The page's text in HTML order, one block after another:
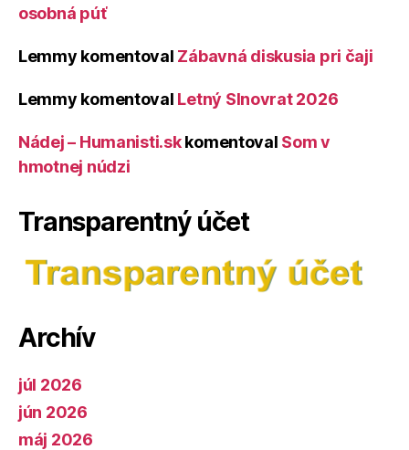
osobná púť
Lemmy komentoval Zábavná diskusia pri čaji
Lemmy komentoval Letný Slnovrat 2026
Nádej – Humanisti.skkomentoval Som v
hmotnej núdzi
Transparentný účet
Archív
júl 2026
jún 2026
máj 2026